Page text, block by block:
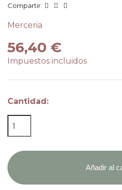
Compartir
Merceria
56,40 €
Impuestos incluidos
Cantidad:
Añadir al